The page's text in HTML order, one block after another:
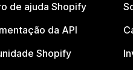
de ajuda Shopify
da API
Shopify